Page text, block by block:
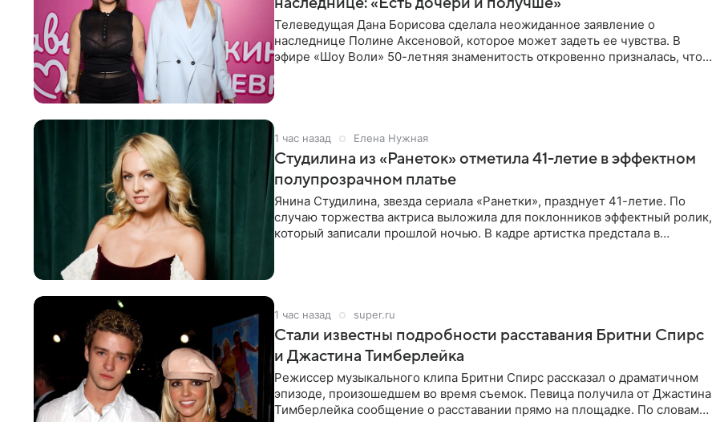
Телеведущая Дана Борисова сделала неожиданное заявление о
наследнице Полине Аксеновой, которое может задеть ее чувства. В
эфире «Шоу Воли» 50-летняя знаменитость откровенно призналась, что
1 час назад Елена Нужная
Студилина из «Ранеток» отметила 41-летие в эффектном
полупрозрачном платье
Янина Студилина, звезда сериала «Ранетки», празднует 41-летие. По
случаю торжества актриса выложила для поклонников эффектный ролик,
который записали прошлой ночью. В кадре артистка предстала в
1 час назад super.ru
Стали известны подробности расставания Бритни Спирс
и Джастина Тимберлейка
Режиссер музыкального клипа Бритни Спирс рассказал о драматичном
эпизоде, произошедшем во время съемок. Певица получила от Джастина
Тимберлейка сообщение о расставании прямо на площадке. По словам